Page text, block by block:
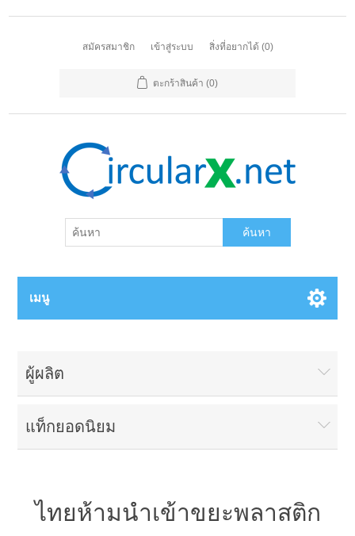
สมัครสมาชิก เข้าสู่ระบบ สิ่งที่อยากได้ (0)
ตะกร้าสินค้า (0)
ค้นหา
เมนู
ผู้ผลิต
แท็กยอดนิยม
ไทยห้ามนำเข้าขยะพลาสติก